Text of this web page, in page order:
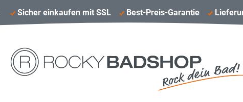
Sicher einkaufen mit SSL Best-Preis-Garantie